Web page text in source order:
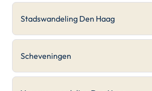
Stadswandeling Den Haag
Scheveningen